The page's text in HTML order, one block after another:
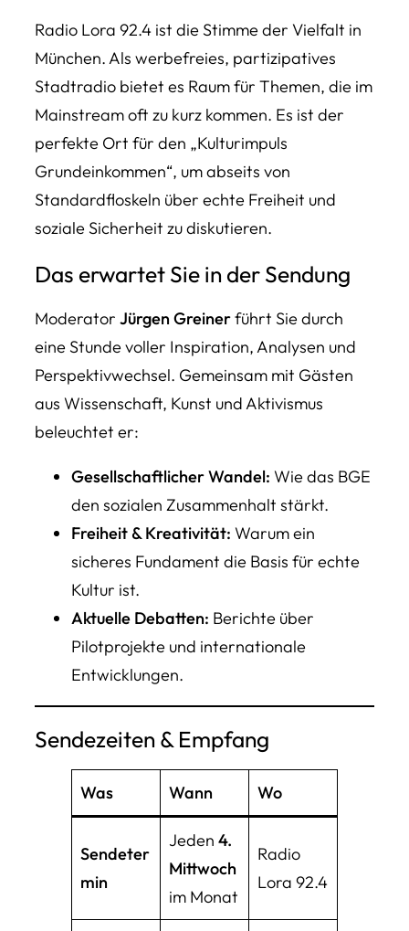
Radio Lora 92.4 ist die Stimme der Vielfalt in
München. Als werbefreies, partizipatives
Stadtradio bietet es Raum für Themen, die im
Mainstream oft zu kurz kommen. Es ist der
perfekte Ort für den „Kulturimpuls
Grundeinkommen“, um abseits von
Standardfloskeln über echte Freiheit und
soziale Sicherheit zu diskutieren.
Das erwartet Sie in der Sendung
Moderator Jürgen Greinerführt Sie durch
eine Stunde voller Inspiration, Analysen und
Perspektivwechsel. Gemeinsam mit Gästen
aus Wissenschaft, Kunst und Aktivismus
beleuchtet er:
Gesellschaftlicher Wandel: Wie das BGE
den sozialen Zusammenhalt stärkt.
Freiheit & Kreativität: Warum ein
sicheres Fundament die Basis für echte
Kultur ist.
Aktuelle Debatten: Berichte über
Pilotprojekte und internationale
Entwicklungen.
Sendezeiten & Empfang
Was Wann Wo
Sendeter
min
Jeden4.
Mittwoch
im Monat
Radio
Lora 92.4